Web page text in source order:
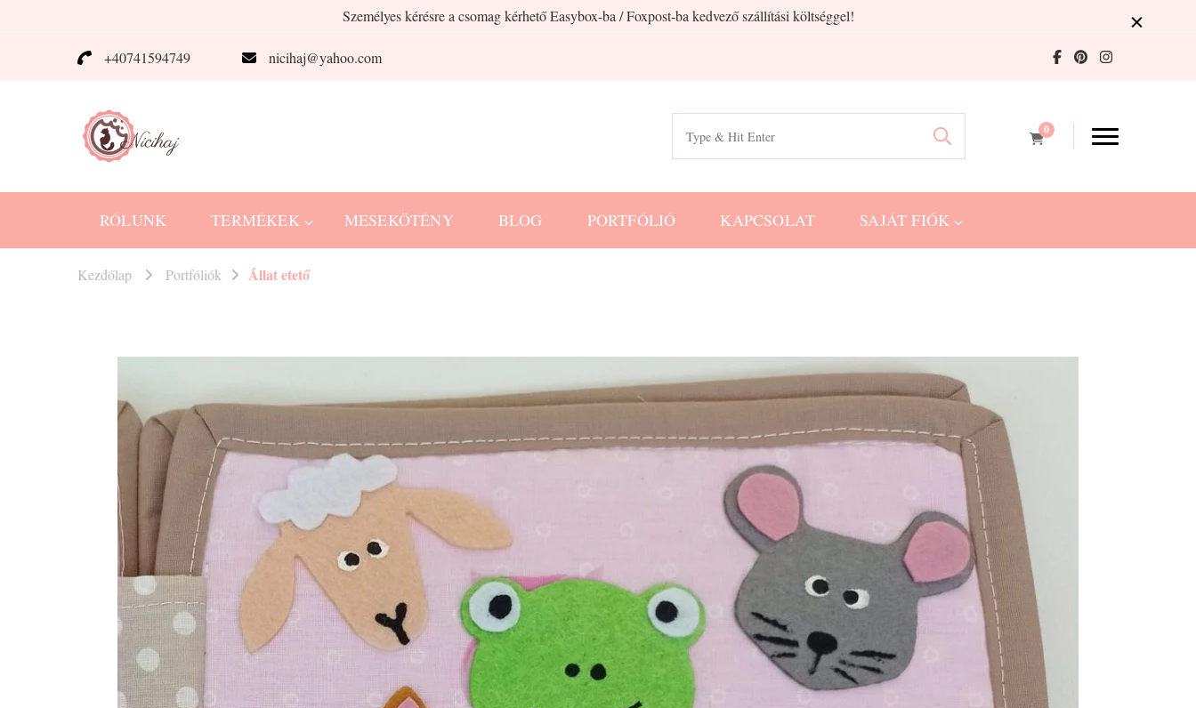
Személyes kérésre a csomag kérhető Easybox-ba / Foxpost-ba kedvező szállítási költséggel!
+40741594749 nicihaj@yahoo.com
Search
for:
0
RÓLUNK TERMÉKEK MESEKÖTÉNY BLOG PORTFÓLIÓ KAPCSOLAT SAJÁT FIÓK
Kezdőlap Portfóliók Állat etető